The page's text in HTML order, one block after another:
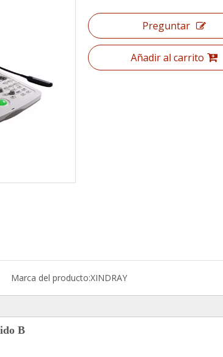
Preguntar
Añadir al carrito
Marca del producto:XINDRAY
B